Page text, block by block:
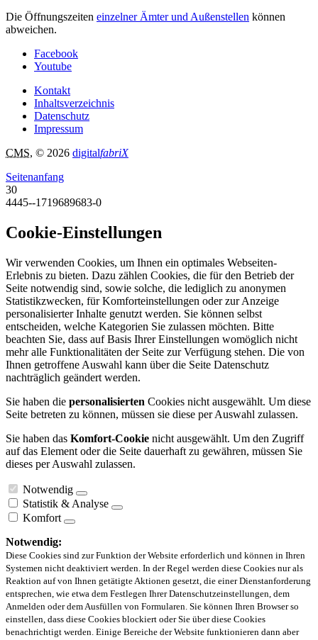
Die Öffnungszeiten einzelner Ämter und Außenstellen können
abweichen.
Facebook
Youtube
Kontakt
Inhaltsverzeichnis
Datenschutz
Impressum
CMS, © 2026 digitalfabriX
Seitenanfang
30
4445--1719689683-0
Cookie-Einstellungen
Wir verwenden Cookies, um Ihnen ein optimales Webseiten-
Erlebnis zu bieten. Dazu zählen Cookies, die für den Betrieb der
Seite notwendig sind, sowie solche, die lediglich zu anonymen
Statistikzwecken, für Komforteinstellungen oder zur Anzeige
personalisierter Inhalte genutzt werden. Sie können selbst
entscheiden, welche Kategorien Sie zulassen möchten. Bitte
beachten Sie, dass auf Basis Ihrer Einstellungen womöglich nicht
mehr alle Funktionalitäten der Seite zur Verfügung stehen. Die von
Ihnen getroffene Auswahl kann über die Seite Datenschutz
nachträglich geändert werden.
Sie haben die personalisierten Cookies nicht ausgewählt. Um diese
Seite betreten zu können, müssen sie diese per Auswahl zulassen.
Sie haben das Komfort-Cookie nicht ausgewählt. Um den Zugriff
auf das Element oder die Seite dauerhaft zu gewähren, müssen Sie
dieses per Auswahl zulassen.
Notwendig
Statistik & Analyse
Komfort
Notwendig:
Diese Cookies sind zur Funktion der Website erforderlich und können in Ihren
Systemen nicht deaktiviert werden. In der Regel werden diese Cookies nur als
Reaktion auf von Ihnen getätigte Aktionen gesetzt, die einer Dienstanforderung
entsprechen, wie etwa dem Festlegen Ihrer Datenschutzeinstellungen, dem
Anmelden oder dem Ausfüllen von Formularen. Sie können Ihren Browser so
einstellen, dass diese Cookies blockiert oder Sie über diese Cookies
benachrichtigt werden. Einige Bereiche der Website funktionieren dann aber